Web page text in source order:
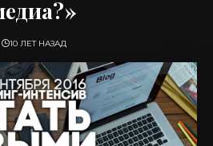
10 ЛЕТ НАЗАД